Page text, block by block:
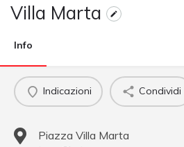
Villa Marta
Info
Indicazioni Condividi
Piazza Villa Marta